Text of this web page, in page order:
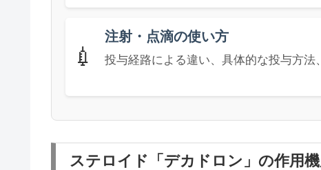
💉
注射・点滴の使い方
投与経路による違い、具体的な投与方法
ステロイド「デカドロン」の作用